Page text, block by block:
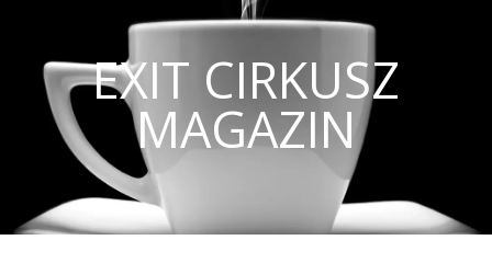
EXIT CIRKUSZ
MAGAZIN